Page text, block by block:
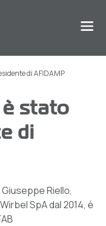
di AFIDAMP
stato
di
Riello,
SpA dal 2014, è